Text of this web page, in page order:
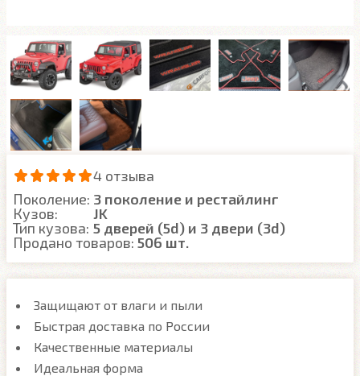
4 отзыва
Поколение: 3 поколение и рестайлинг
Кузов:
JK
Тип кузова: 5 дверей (5d) и 3 двери (3d)
Продано товаров: 506 шт.
Защищают от влаги и пыли
Быстрая доставка по России
Качественные материалы
Идеальная форма